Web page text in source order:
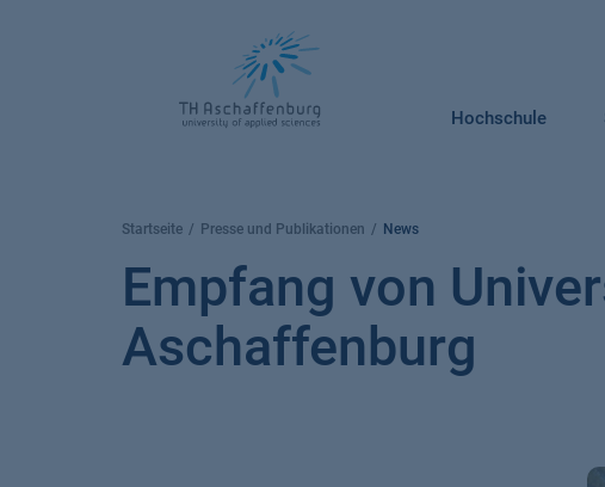
Hochschule
Startseite Presse und Publikationen News
Empfang von
Aschaffenburg